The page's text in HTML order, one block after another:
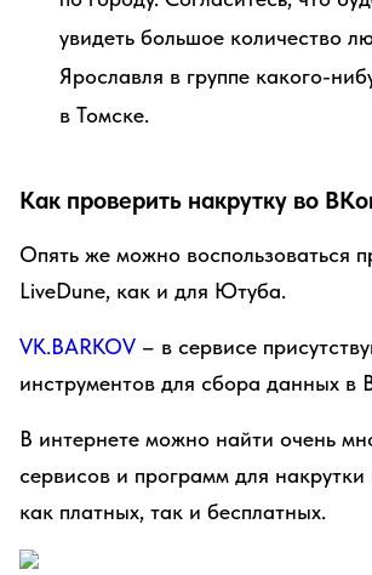
увидеть большое количество
Ярославля в группе какого-
в Томске.
Как проверить накрутку во
Опять же можно воспользоваться
LiveDune, как и для Ютуба.
VK.BARKOV – в сервисе
инструментов для сбора данных в
В интернете можно найти очень
сервисов и программ для накрутки
как платных, так и бесплатных.